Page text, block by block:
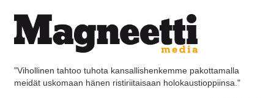
"Vihollinen tahtoo tuhota kansallishenkemme pakottamalla
meidät uskomaan hänen ristiriitaisaan holokaustioppiinsa."